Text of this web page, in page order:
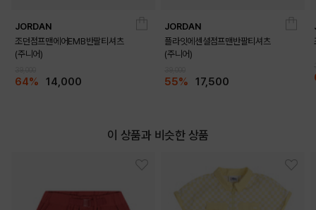
DETAILS
JORDAN
조던점프맨에어EMB반팔티셔츠
(주니어)
64% 14,000
JORDAN
플라잇에센셜점프맨반팔티셔츠
(주니어)
55% 17,500
이 상품과 비슷한 상품